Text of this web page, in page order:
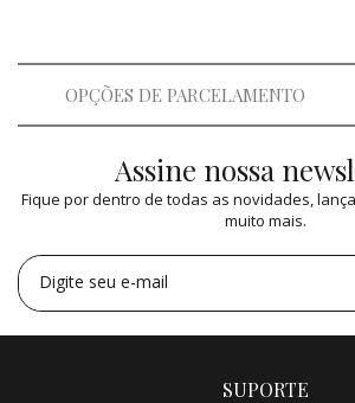
OPÇÕES DE PARCELAMENTO
deR$ 249,50=R$ 499,00
3x deR$ 166,32 =R$ 498,96
Assine nossa
Fique por dentro de todas as novidades,
muito mais.
Digite seu e-mail
SUPORTE